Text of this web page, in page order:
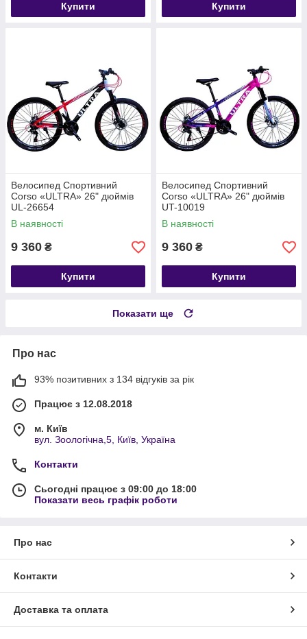
Купити Купити
Велосипед Спортивний
Corso «ULTRA» 26" дюймів
UL-26654
В наявності
9 360 ₴
Купити
Велосипед Спортивний
Corso «ULTRA» 26" дюймів
UT-10019
В наявності
9 360 ₴
Купити
Показати ще
Про нас
93% позитивних з 134 відгуків за рік
Працює з 12.08.2018
м. Київ
вул. Зоологічна,5, Київ, Україна
Контакти
Сьогодні працює з 09:00 до 18:00
Показати весь графік роботи
Про нас
Контакти
Доставка та оплата